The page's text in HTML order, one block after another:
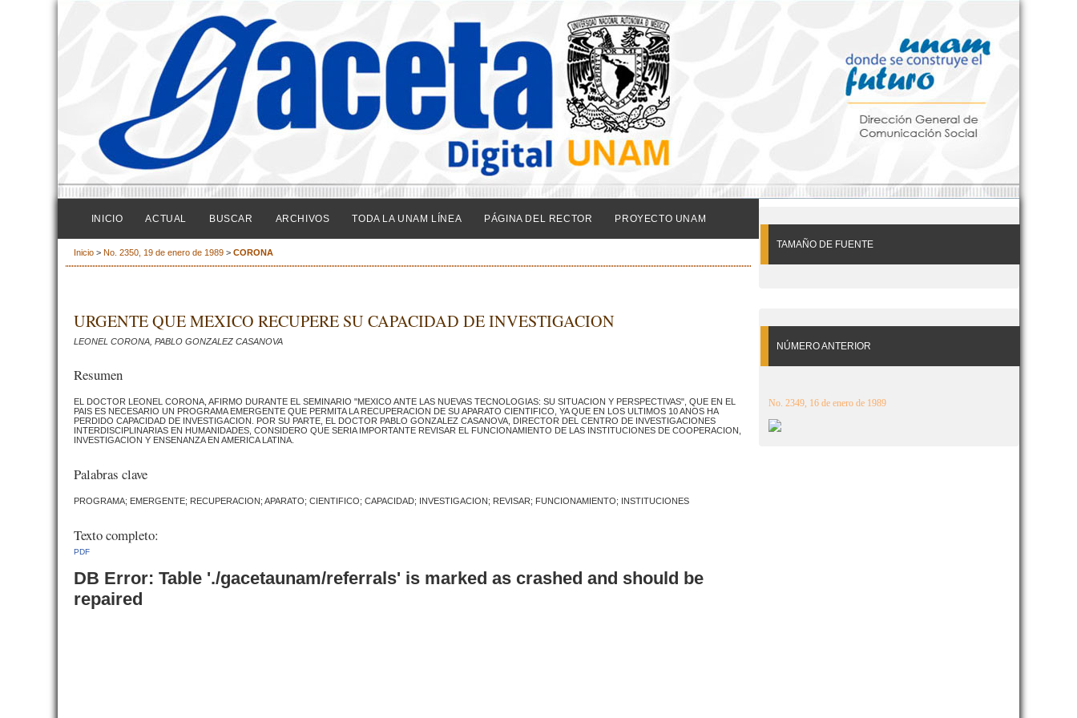
TAMAÑO DE FUENTE
NÚMERO ANTERIOR
No. 2349, 16 de enero de 1989
INICIO ACTUAL BUSCAR ARCHIVOS TODA LA UNAM LÍNEA PÁGINA DEL RECTOR PROYECTO UNAM
Inicio > No. 2350, 19 de enero de 1989 > CORONA
URGENTE QUE MEXICO RECUPERE SU CAPACIDAD DE INVESTIGACION
LEONEL CORONA, PABLO GONZALEZ CASANOVA
Resumen
EL DOCTOR LEONEL CORONA, AFIRMO DURANTE EL SEMINARIO "MEXICO ANTE LAS NUEVAS TECNOLOGIAS: SU SITUACION Y PERSPECTIVAS", QUE EN EL
PAIS ES NECESARIO UN PROGRAMA EMERGENTE QUE PERMITA LA RECUPERACION DE SU APARATO CIENTIFICO, YA QUE EN LOS ULTIMOS 10 ANOS HA
PERDIDO CAPACIDAD DE INVESTIGACION. POR SU PARTE, EL DOCTOR PABLO GONZALEZ CASANOVA, DIRECTOR DEL CENTRO DE INVESTIGACIONES
INTERDISCIPLINARIAS EN HUMANIDADES, CONSIDERO QUE SERIA IMPORTANTE REVISAR EL FUNCIONAMIENTO DE LAS INSTITUCIONES DE COOPERACION,
INVESTIGACION Y ENSENANZA EN AMERICA LATINA.
Palabras clave
PROGRAMA; EMERGENTE; RECUPERACION; APARATO; CIENTIFICO; CAPACIDAD; INVESTIGACION; REVISAR; FUNCIONAMIENTO; INSTITUCIONES
Texto completo:
PDF
DB Error: Table './gacetaunam/referrals' is marked as crashed and should be
repaired